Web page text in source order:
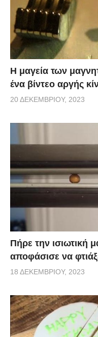
Η μαγεία των
ένα βίντεο αργής
20 ΔΕΚΕΜΒΡΊΟΥ, 2023
Πήρε την ισιωτική
αποφάσισε να
18 ΔΕΚΕΜΒΡΊΟΥ, 2023